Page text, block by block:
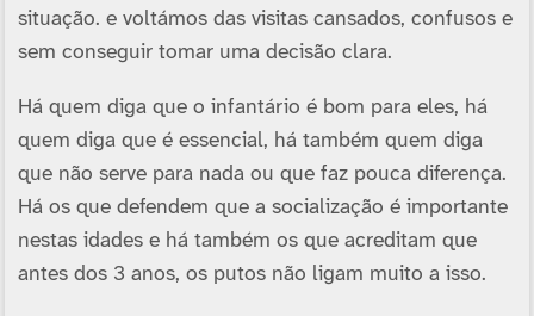
situação. e voltámos das visitas cansados, confusos e
sem conseguir tomar uma decisão clara.
Há quem diga que o infantário é bom para eles, há
quem diga que é essencial, há também quem diga
que não serve para nada ou que faz pouca diferença.
Há os que defendem que a socialização é importante
nestas idades e há também os que acreditam que
antes dos 3 anos, os putos não ligam muito a isso.